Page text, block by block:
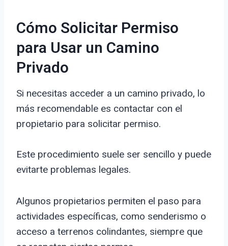
Cómo Solicitar Permiso
para Usar un Camino
Privado
Si necesitas acceder a un camino privado, lo
más recomendable es contactar con el
propietario para solicitar permiso.
Este procedimiento suele ser sencillo y puede
evitarte problemas legales.
Algunos propietarios permiten el paso para
actividades específicas, como senderismo o
acceso a terrenos colindantes, siempre que